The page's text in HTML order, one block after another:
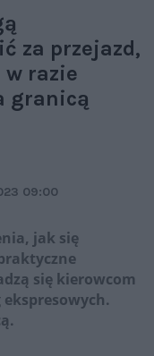
za przejazd,
w razie
granicą
09:00
jak się
się kierowcom